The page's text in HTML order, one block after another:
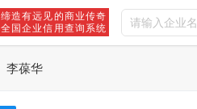
缔造有远见的商业传奇
全国企业信用查询系统
李葆华